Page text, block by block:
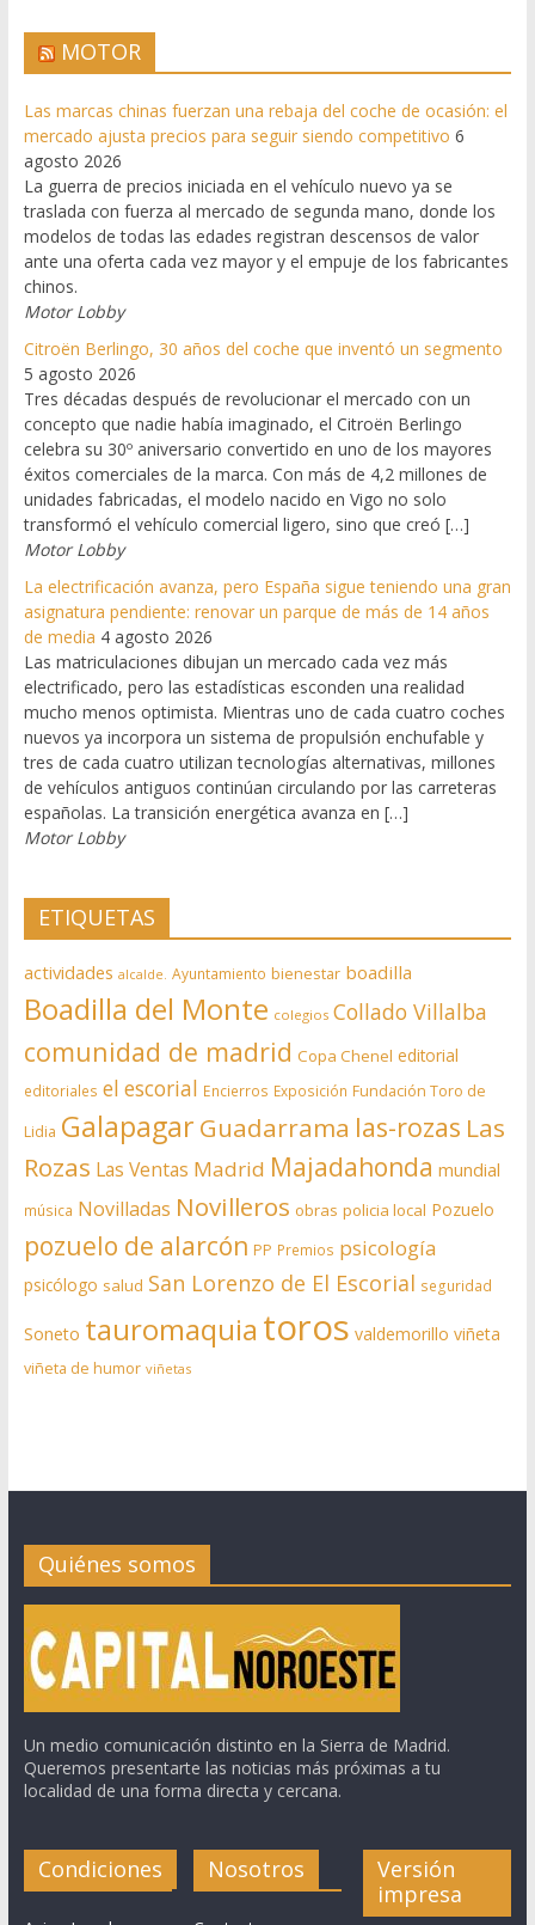
MOTOR
Las marcas chinas fuerzan una rebaja del coche de ocasión: el
mercado ajusta precios para seguir siendo competitivo 6
agosto 2026
La guerra de precios iniciada en el vehículo nuevo ya se
traslada con fuerza al mercado de segunda mano, donde los
modelos de todas las edades registran descensos de valor
ante una oferta cada vez mayor y el empuje de los fabricantes
chinos.
Motor Lobby
Citroën Berlingo, 30 años del coche que inventó un segmento
5 agosto 2026
Tres décadas después de revolucionar el mercado con un
concepto que nadie había imaginado, el Citroën Berlingo
celebra su 30º aniversario convertido en uno de los mayores
éxitos comerciales de la marca. Con más de 4,2 millones de
unidades fabricadas, el modelo nacido en Vigo no solo
transformó el vehículo comercial ligero, sino que creó […]
Motor Lobby
La electrificación avanza, pero España sigue teniendo una gran
asignatura pendiente: renovar un parque de más de 14 años
de media 4 agosto 2026
Las matriculaciones dibujan un mercado cada vez más
electrificado, pero las estadísticas esconden una realidad
mucho menos optimista. Mientras uno de cada cuatro coches
nuevos ya incorpora un sistema de propulsión enchufable y
tres de cada cuatro utilizan tecnologías alternativas, millones
de vehículos antiguos continúan circulando por las carreteras
españolas. La transición energética avanza en […]
Motor Lobby
ETIQUETAS
actividades alcalde. Ayuntamiento bienestar boadilla
Boadilla del Monte colegios Collado Villalba
comunidad de madrid Copa Chenel editorial
editoriales el escorial Encierros Exposición Fundación Toro de
Lidia Galapagar Guadarrama las-rozas Las
Rozas Las Ventas Madrid Majadahonda mundial
música Novilladas Novilleros obras policia local Pozuelo
pozuelo de alarcón PP Premios psicología
psicólogo salud San Lorenzo de El Escorial seguridad
Soneto tauromaquia toros valdemorillo viñeta
viñeta de humor viñetas
Quiénes somos
Un medio comunicación distinto en la Sierra de Madrid.
Queremos presentarte las noticias más próximas a tu
localidad de una forma directa y cercana.
Condiciones Nosotros
Versión
impresa